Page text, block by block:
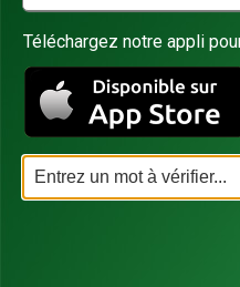
Téléchargez notre appli